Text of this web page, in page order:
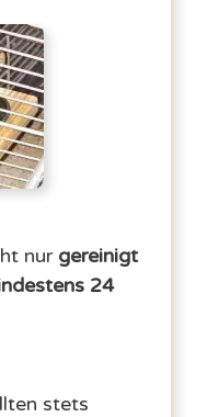
nur gereinigt
24
stets